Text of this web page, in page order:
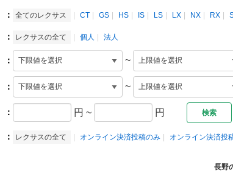
： 全てのレクサス CT GS HS IS LS LX NX RX
： レクサスの全て 個人 法人
： ~
： ~
： 円 ~ 円
： レクサスの全て オンライン決済投稿のみ オンライン決済投
長野